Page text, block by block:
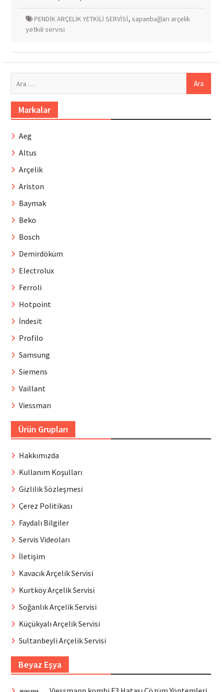
PENDİK ARÇELİK YETKİLİ SERVİSİ, sapanbağları arçelik
yetkili servisi
Markalar
Aeg
Altus
Arçelik
Ariston
Baymak
Beko
Bosch
Demirdöküm
Electrolux
Ferroli
Hotpoint
İndesit
Profilo
Samsung
Siemens
Vaillant
Viessman
Ürün Grupları
Hakkımızda
Kullanım Koşulları
Gizlilik Sözleşmesi
Çerez Politikası
Faydalı Bilgiler
Servis Videoları
İletişim
Kavacık Arçelik Servisi
Kurtköy Arçelik Servisi
Soğanlık Arçelik Servisi
Küçükyalı Arçelik Servisi
Sultanbeyli Arçelik Servisi
Beyaz Eşya